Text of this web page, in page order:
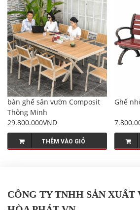
bàn ghế sân vườn Composit
Thông Minh
29.800.000VND
THÊM VÀO GIỎ
Ghế
CÔNG TY TNHH SẢN XUẤT